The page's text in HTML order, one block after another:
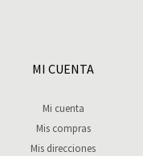
MI CUENTA
Mi cuenta
Mis compras
Mis direcciones